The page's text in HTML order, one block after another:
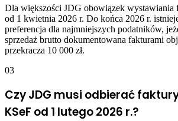
Dla większości JDG obowiązek wystawiania
od 1 kwietnia 2026 r. Do końca 2026 r.
preferencja dla najmniejszych podatników,
sprzedaż brutto dokumentowana fakturami
przekracza 10 000 zł.
03
Czy JDG musi odbierać
KSeF od 1 lutego 2026 r.?